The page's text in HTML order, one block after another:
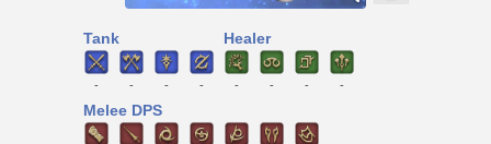
Tank
- - - -
Healer
- - - -
Melee DPS